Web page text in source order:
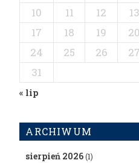
10
11 12 13
17
18 19 20
24
25 26 27
31
« lip
ARCHIWUM
sierpień 2026(1)